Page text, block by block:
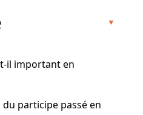
il important en
du participe passé en